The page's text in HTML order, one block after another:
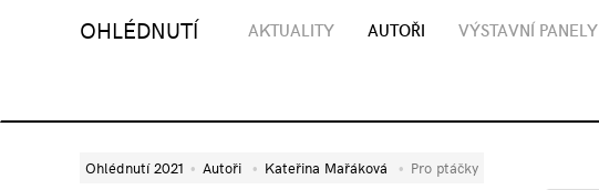
OHLÉDNUTÍ AKTUALITY AUTOŘI VÝSTAVNÍ PANELY
Ohlédnutí 2021 Autoři Kateřina Mařáková Pro ptáčky